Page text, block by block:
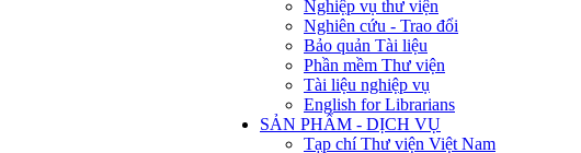
Nghiệp vụ thư viện
Nghiên cứu - Trao đổi
Bảo quản Tài liệu
Phần mềm Thư viện
Tài liệu nghiệp vụ
English for Librarians
SẢN PHẨM - DỊCH VỤ
Tạp chí Thư viện Việt Nam